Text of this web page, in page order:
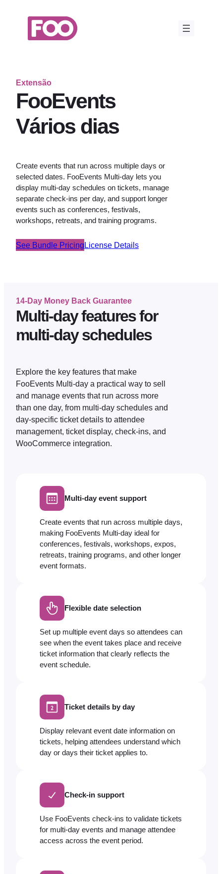
Extensão
FooEvents
Vários dias
Create events that run across multiple days or
selected dates. FooEvents Multi-day lets you
display multi-day schedules on tickets, manage
separate check-ins per day, and support longer
events such as conferences, festivals,
workshops, retreats, and training programs.
See Bundle Pricing License Details
14-Day Money Back Guarantee
Multi-day features for
multi-day schedules
Explore the key features that make
FooEvents Multi-day a practical way to sell
and manage events that run across more
than one day, from multi-day schedules and
day-specific ticket details to attendee
management, ticket display, check-ins, and
WooCommerce integration.
Multi-day event support
Create events that run across multiple days,
making FooEvents Multi-day ideal for
conferences, festivals, workshops, expos,
retreats, training programs, and other longer
event formats.
Flexible date selection
Set up multiple event days so attendees can
see when the event takes place and receive
ticket information that clearly reflects the
event schedule.
Ticket details by day
Display relevant event date information on
tickets, helping attendees understand which
day or days their ticket applies to.
Check-in support
Use FooEvents check-ins to validate tickets
for multi-day events and manage attendee
access across the event period.